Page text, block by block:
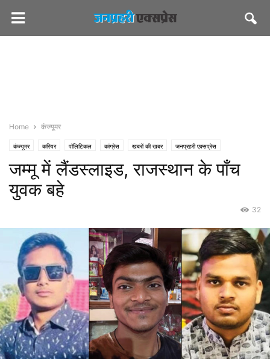
Home कंज्यूमर
कंज्यूमर करियर पॉलिटिकल कांग्रेस खबरों की खबर जनप्रहरी एक्सप्रेस
जनप्रहरी लेटेस्ट राज्य पीएमओ इंडिया भाजपा
मौसम सीएमओ राजस्थान सेहत
जम्मू में लैंडस्लाइड, राजस्थान के पाँच
युवक बहे
32